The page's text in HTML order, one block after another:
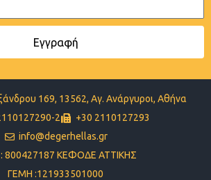
Εγγραφή
169, 13562, Αγ. Ανάργυροι, Αθήνα
2
+30 2110127293
info@degerhellas.gr
ΚΕΦΟΔΕ ΑΤΤΙΚΗΣ
ΓΕΜΗ :121933501000